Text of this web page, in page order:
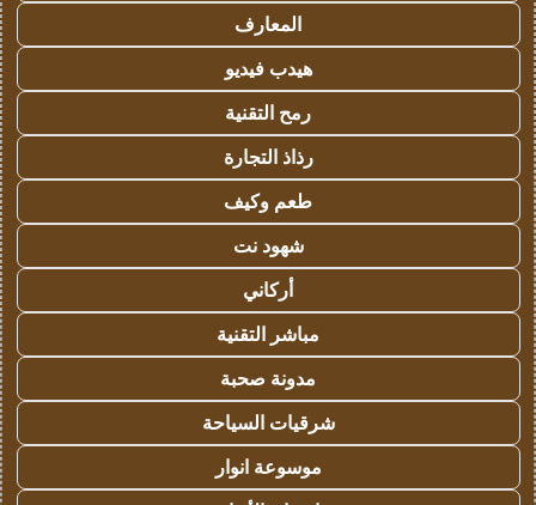
المعارف
هيدب فيديو
رمح التقنية
رذاذ التجارة
طعم وكيف
شهود نت
أركاني
مباشر التقنية
مدونة صحبة
شرقيات السياحة
موسوعة انوار